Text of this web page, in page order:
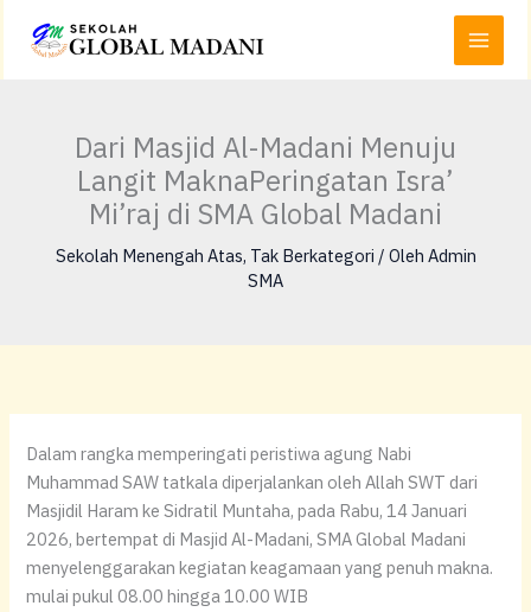
Main
Menu
Dari Masjid Al-Madani Menuju
Langit MaknaPeringatan Isra’
Mi’raj di SMA Global Madani
Sekolah Menengah Atas, Tak Berkategori / Oleh Admin
SMA
Dalam rangka memperingati peristiwa agung Nabi
Muhammad SAW tatkala diperjalankan oleh Allah SWT dari
Masjidil Haram ke Sidratil Muntaha, pada Rabu, 14 Januari
2026, bertempat di Masjid Al-Madani, SMA Global Madani
menyelenggarakan kegiatan keagamaan yang penuh makna.
mulai pukul 08.00 hingga 10.00 WIB